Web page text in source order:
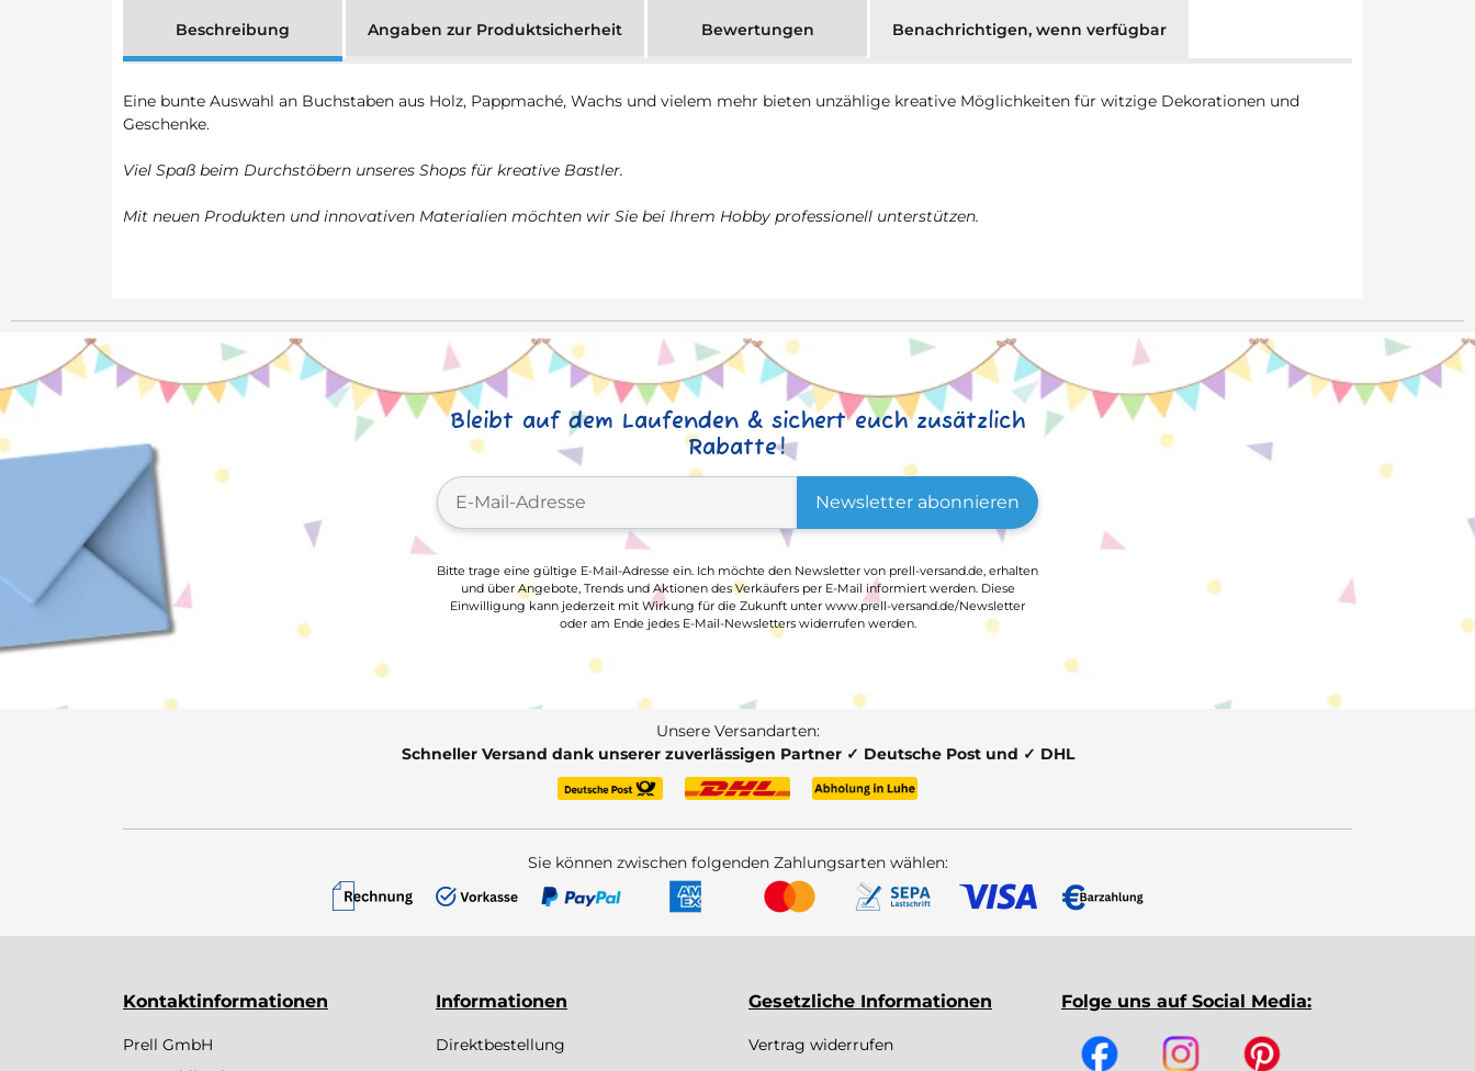
Beschreibung Angaben zur Produktsicherheit Bewertungen Benachrichtigen, wenn verfügbar
Eine bunte Auswahl an Buchstaben aus Holz, Pappmaché, Wachs und vielem mehr bieten unzählige kreative Möglichkeiten für witzige Dekorationen und
Geschenke.
Viel Spaß beim Durchstöbern unseres Shops für kreative Bastler.
Mit neuen Produkten und innovativen Materialien möchten wir Sie bei Ihrem Hobby professionell unterstützen.
Bleibt auf dem Laufenden & sichert euch zusätzlich
Rabatte!
Newsletter abonnieren
Bitte trage eine gültige E-Mail-Adresse ein. Ich möchte den Newsletter von prell-versand.de, erhalten
und über Angebote, Trends und Aktionen des Verkäufers per E-Mail informiert werden. Diese
Einwilligung kann jederzeit mit Wirkung für die Zukunft unter www.prell-versand.de/Newsletter
oder am Ende jedes E-Mail-Newsletters widerrufen werden.
Unsere Versandarten:
Schneller Versand dank unserer zuverlässigen Partner ✓ Deutsche Post und ✓ DHL
Sie können zwischen folgenden Zahlungsarten wählen:
Kontaktinformationen
Prell GmbH
Informationen
Direktbestellung
Gesetzliche Informationen
Vertrag widerrufen
Folge uns auf Social Media: